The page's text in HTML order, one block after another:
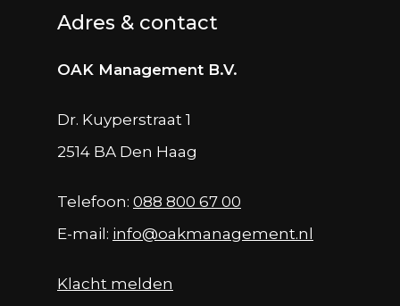
Adres & contact
OAK Management B.V.
Dr. Kuyperstraat 1
2514 BA Den Haag
Telefoon: 088 800 67 00
E-mail: info@oakmanagement.nl
Klacht melden